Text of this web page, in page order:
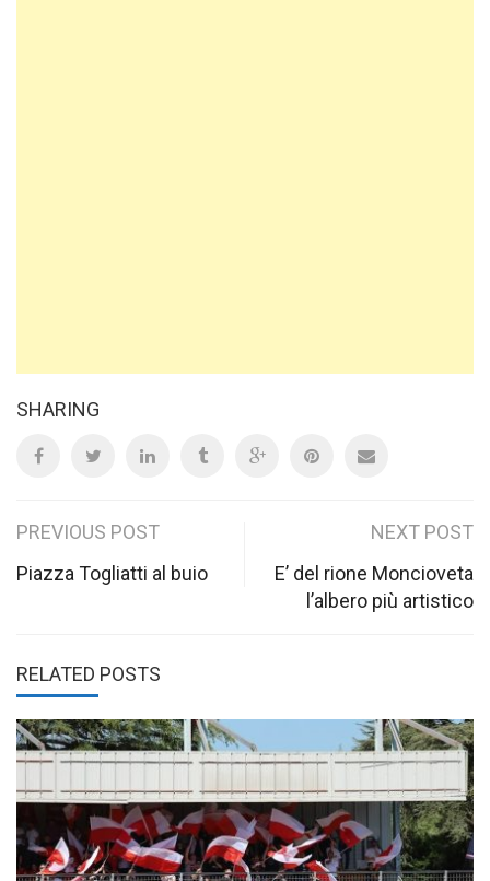
SHARING
Post
navigation
PREVIOUS POST
Piazza Togliatti al buio
NEXT POST
E’ del rione Moncioveta
l’albero più artistico
RELATED POSTS